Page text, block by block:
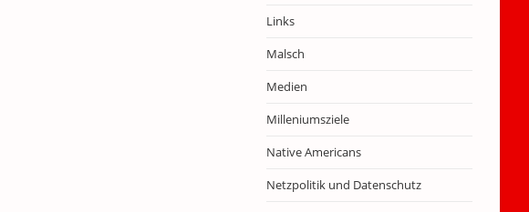
Links
Malsch
Medien
Milleniumsziele
Native Americans
Netzpolitik und Datenschutz